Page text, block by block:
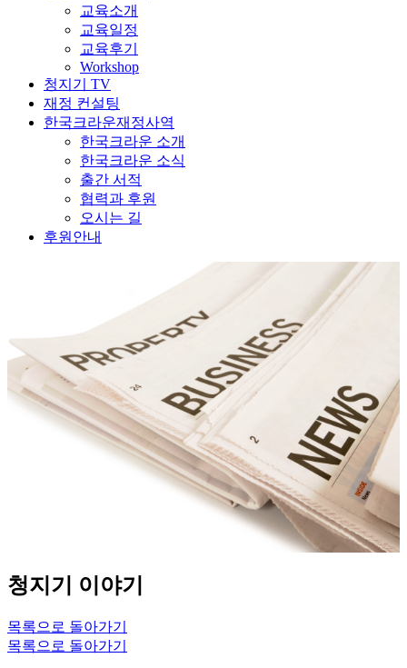
교육소개
교육일정
교육후기
Workshop
청지기 TV
재정 컨설팅
한국크라운재정사역
한국크라운 소개
한국크라운 소식
출간 서적
협력과 후원
오시는 길
후원안내
청지기 이야기
목록으로 돌아가기
목록으로 돌아가기